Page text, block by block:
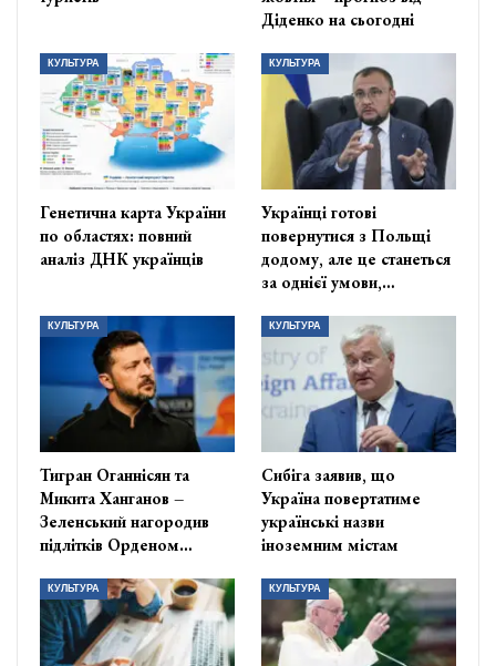
Діденко на сьогодні
КУЛЬТУРА
Генетична карта України
по областях: повний
аналіз ДНК українців
КУЛЬТУРА
Українці готові
повернутися з Польщі
додому, але це станеться
за однієї умови,…
КУЛЬТУРА
Тигран Оганнісян та
Микита Ханганов –
Зеленський нагородив
підлітків Орденом…
КУЛЬТУРА
Сибіга заявив, що
Україна повертатиме
українські назви
іноземним містам
КУЛЬТУРА КУЛЬТУРА